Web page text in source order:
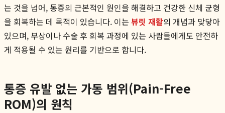
는 것을 넘어, 통증의 근본적인 원인을 해결하고 건강한 신체 균형
을 회복하는 데 목적이 있습니다. 이는 뷰릿 재활의 개념과 맞닿아
있으며, 부상이나 수술 후 회복 과정에 있는 사람들에게도 안전하
게 적용될 수 있는 원리를 기반으로 합니다.
통증 유발 없는 가동 범위(Pain-Free
ROM)의 원칙